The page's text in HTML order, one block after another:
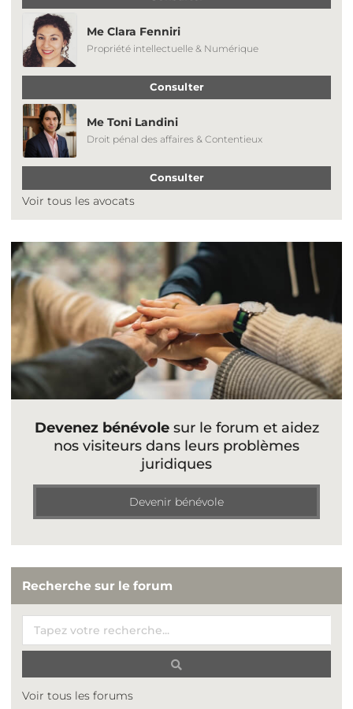
Me Clara Fenniri
Propriété intellectuelle & Numérique
Consulter
Me Toni Landini
Droit pénal des affaires & Contentieux
Consulter
Voir tous les avocats
Devenez bénévolesur le forum et aidez
nos visiteurs dans leurs problèmes
juridiques
Devenir bénévole
Recherche sur le forum
Voir tous les forums